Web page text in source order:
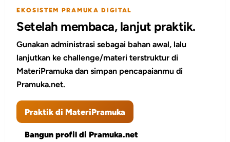
EKOSISTEM PRAMUKA DIGITAL
Setelah membaca, lanjut praktik.
Gunakan administrasi sebagai bahan awal, lalu
lanjutkan ke challenge/materi terstruktur di
MateriPramuka dan simpan pencapaianmu di
Pramuka.net.
Praktik di MateriPramuka
Bangun profil di Pramuka.net